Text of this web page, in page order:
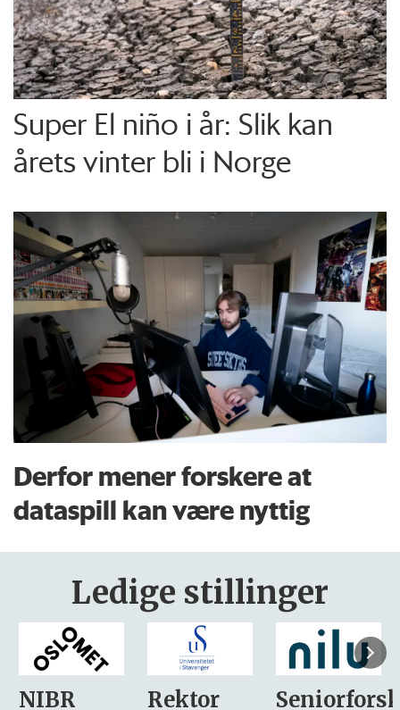
Super El niño i år: Slik kan
årets vinter bli i Norge
Derfor mener forskere at
dataspill kan være nyttig
Ledige stillinger
Rektor Seniorforsker